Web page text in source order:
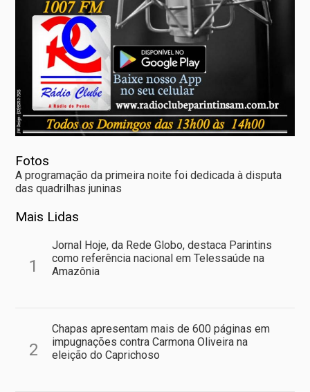
Fotos
A programação da primeira noite foi dedicada à disputa
das quadrilhas juninas
Mais Lidas
1
Jornal Hoje, da Rede Globo, destaca Parintins
como referência nacional em Telessaúde na
Amazônia
2
Chapas apresentam mais de 600 páginas em
impugnações contra Carmona Oliveira na
eleição do Caprichoso